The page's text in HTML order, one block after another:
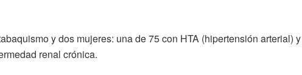
y dos mujeres: una de 75 con HTA (hipertensión arterial) y
renal crónica.